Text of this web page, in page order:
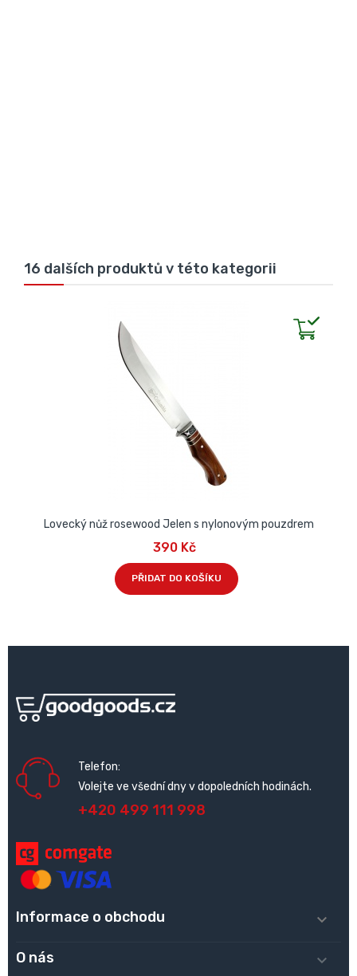
16 dalších produktů v této kategorii
Lovecký nůž rosewood Jelen s nylonovým pouzdrem
390 Kč
PŘIDAT DO KOŠÍKU
Telefon:
Volejte ve všední dny v dopoledních hodinách.
+420 499 111 998
Informace o obchodu 
O nás 